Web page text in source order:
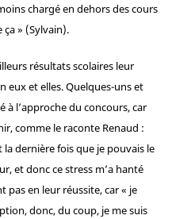
chargé en dehors des cours
ça » (Sylvain).
résultats scolaires leur
eux et elles. Quelques-uns et
l’approche du concours, car
comme le raconte Renaud :
la dernière fois que je pouvais le
et donc ce stress m’a hanté
pas en leur réussite, car « je
donc, du coup, je me suis